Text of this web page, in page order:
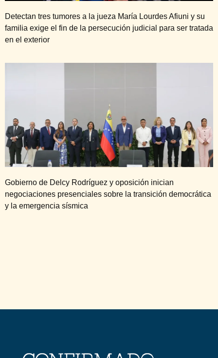
Detectan tres tumores a la jueza María Lourdes Afiuni y su
familia exige el fin de la persecución judicial para ser tratada
en el exterior
Gobierno de Delcy Rodríguez y oposición inician
negociaciones presenciales sobre la transición democrática
y la emergencia sísmica